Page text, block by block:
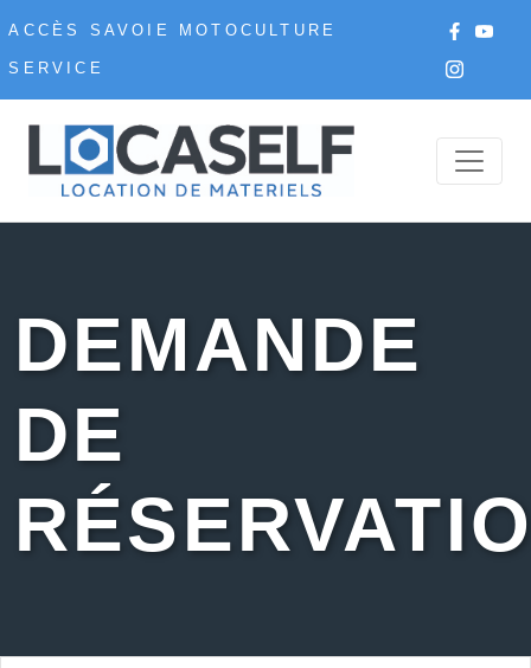
ACCÈS SAVOIE MOTOCULTURE
SERVICE
DEMANDE
DE